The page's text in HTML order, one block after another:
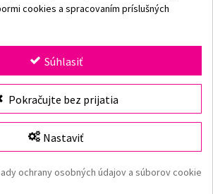
Bikini Kft. Všetky práva vyhradené.
dámske plavky a bikiny priamo
našu kolekciu pre rok 2026 s klasickými
jedinečnými vzormi a kvalitnými
z prvotriednych materiálov. Viac ako
rýchle doručenie a bezpečné online
Bikini webová stránka
cookies a spracovaním príslušných
Súhlasiť
Pokračujte bez prijatia
Nastaviť
ochrany osobných údajov a súborov cookie